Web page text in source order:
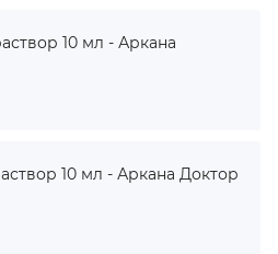
10 мл - Аркана
10 мл - Аркана Доктор